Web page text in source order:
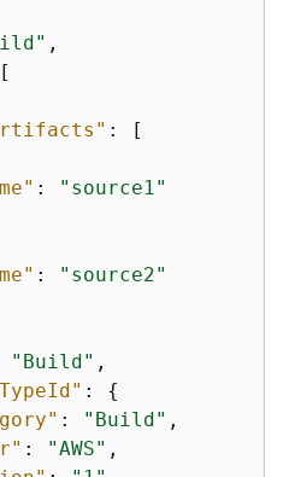
,
: [
:
"source1"
:
"source2"
"Build" ,
: {
: "Build" ,
: "AWS" ,